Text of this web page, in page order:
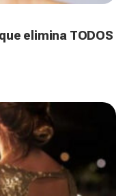
elimina TODOS